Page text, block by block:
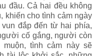
đầu. Cả hai đều không
khiến cho tình cảm ngày
đắp đến từ hai phía,
cố gắng, người còn
tình cảm này sẽ